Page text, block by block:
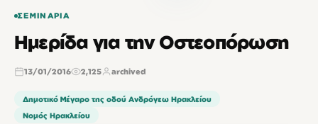
ΣΕΜΙΝΆΡΙΑ
Ημερίδα για την Οστεοπόρωση
13/01/2016 2,125 archived
Δημοτικό Μέγαρο της οδού Ανδρόγεω Ηρακλείου
Νομός Ηρακλείου